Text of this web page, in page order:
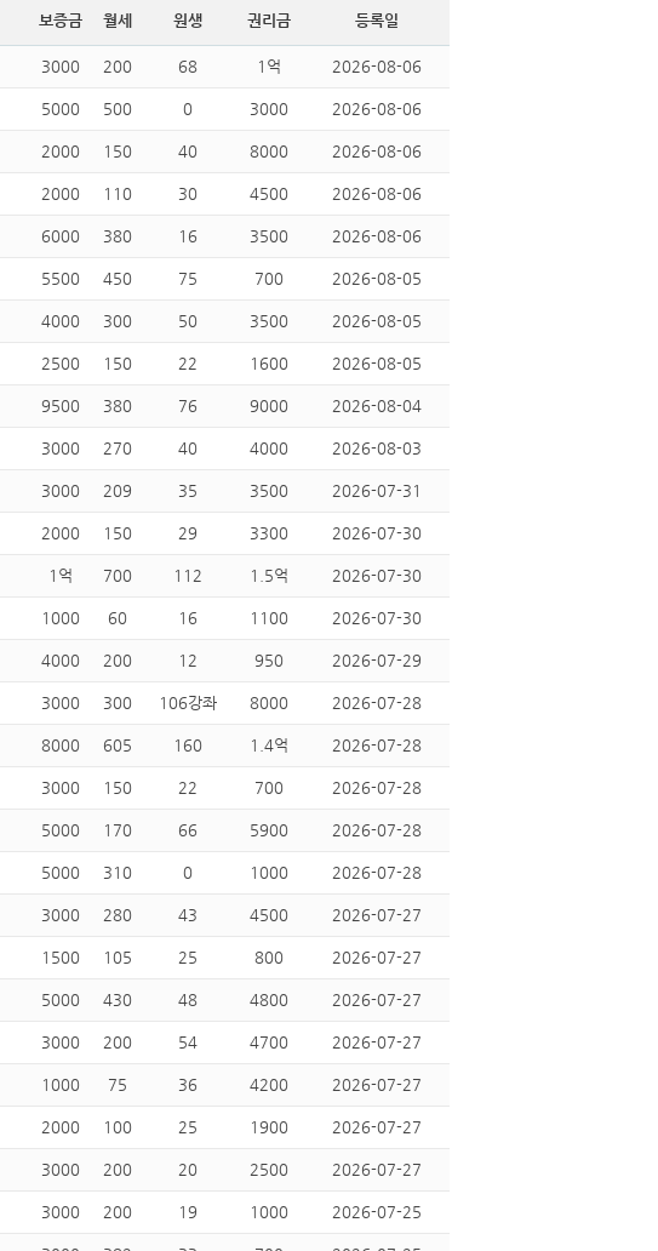
보증금 월세 원생 권리금 등록일
3000 200 68 1억 2026-08-06
5000 500 0 3000 2026-08-06
2000 150 40 8000 2026-08-06
2000 110 30 4500 2026-08-06
6000 380 16 3500 2026-08-06
5500 450 75 700 2026-08-05
4000 300 50 3500 2026-08-05
2500 150 22 1600 2026-08-05
9500 380 76 9000 2026-08-04
3000 270 40 4000 2026-08-03
3000 209 35 3500 2026-07-31
2000 150 29 3300 2026-07-30
1억 700 112 1.5억 2026-07-30
1000 60 16 1100 2026-07-30
4000 200 12 950 2026-07-29
3000 300 106강좌 8000 2026-07-28
8000 605 160 1.4억 2026-07-28
3000 150 22 700 2026-07-28
5000 170 66 5900 2026-07-28
5000 310 0 1000 2026-07-28
3000 280 43 4500 2026-07-27
1500 105 25 800 2026-07-27
5000 430 48 4800 2026-07-27
3000 200 54 4700 2026-07-27
1000 75 36 4200 2026-07-27
2000 100 25 1900 2026-07-27
3000 200 20 2500 2026-07-27
3000 200 19 1000 2026-07-25